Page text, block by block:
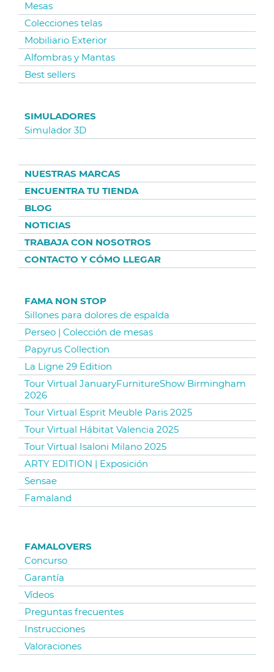
Mesas
Colecciones telas
Mobiliario Exterior
Alfombras y Mantas
Best sellers
SIMULADORES
Simulador 3D
NUESTRAS MARCAS
ENCUENTRA TU TIENDA
BLOG
NOTICIAS
TRABAJA CON NOSOTROS
CONTACTO Y CÓMO LLEGAR
FAMA NON STOP
Sillones para dolores de espalda
Perseo | Colección de mesas
Papyrus Collection
La Ligne 29 Edition
Tour Virtual JanuaryFurnitureShow Birmingham
2026
Tour Virtual Esprit Meuble Paris 2025
Tour Virtual Hábitat Valencia 2025
Tour Virtual Isaloni Milano 2025
ARTY EDITION | Exposición
Sensae
Famaland
FAMALOVERS
Concurso
Garantía
Vídeos
Preguntas frecuentes
Instrucciones
Valoraciones